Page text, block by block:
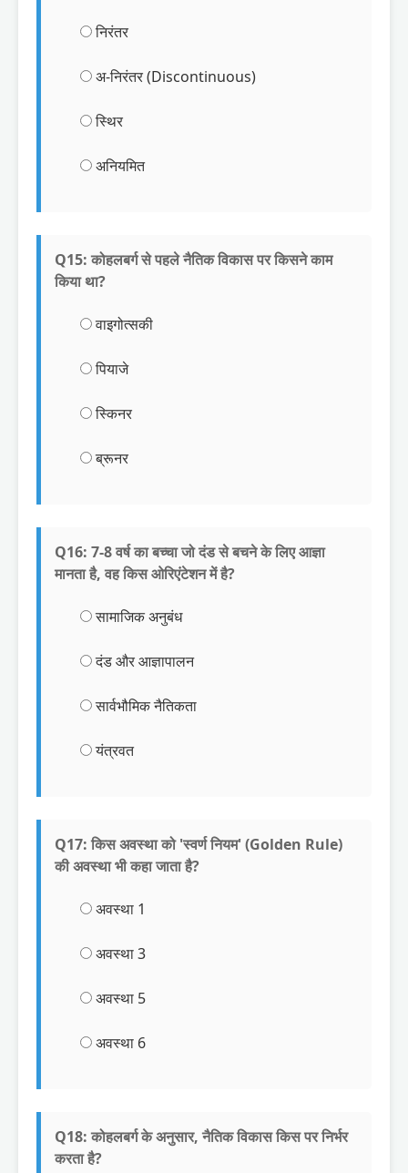
निरंतर
अ-निरंतर (Discontinuous)
स्थिर
अनियमित
Q15: कोहलबर्ग से पहले नैतिक विकास पर किसने काम
किया था?
वाइगोत्सकी
पियाजे
स्किनर
ब्रूनर
Q16: 7-8 वर्ष का बच्चा जो दंड से बचने के लिए आज्ञा
मानता है, वह किस ओरिएंटेशन में है?
सामाजिक अनुबंध
दंड और आज्ञापालन
सार्वभौमिक नैतिकता
यंत्रवत
Q17: किस अवस्था को 'स्वर्ण नियम' (Golden Rule)
की अवस्था भी कहा जाता है?
अवस्था 1
अवस्था 3
अवस्था 5
अवस्था 6
Q18: कोहलबर्ग के अनुसार, नैतिक विकास किस पर निर्भर
करता है?